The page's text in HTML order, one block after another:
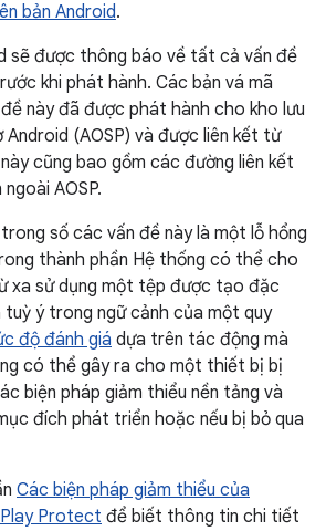
bản Android.
sẽ được thông báo về tất cả vấn đề
khi phát hành. Các bản vá mã
này đã được phát hành cho kho lưu
Android (AOSP) và được liên kết từ
cũng bao gồm các đường liên kết
AOSP.
số các vấn đề này là một lỗ hổng
thành phần Hệ thống có thể cho
xa sử dụng một tệp được tạo đặc
ý trong ngữ cảnh của một quy
độ đánh giá dựa trên tác động mà
có thể gây ra cho một thiết bị bị
biện pháp giảm thiểu nền tảng và
đích phát triển hoặc nếu bị bỏ qua
Các biện pháp giảm thiểu của
Protect để biết thông tin chi tiết